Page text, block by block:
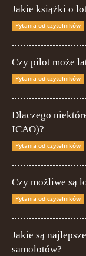
Jakie książki o
Pytania od czytelników
Czy pilot może
Pytania od czytelników
Dlaczego
ICAO)?
Pytania od czytelników
Czy możliwe są
Pytania od czytelników
Jakie są
samolotów?